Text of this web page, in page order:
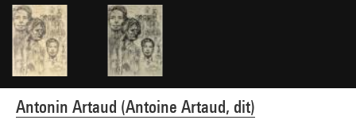
Antonin Artaud (Antoine Artaud, dit)
Crédit photographique : Centre Pompidou, MNAM-CCI/Janeth Rodriguez-Garcia/Dist.
GrandPalaisRmn
Réf. image : 4Y09834
Diffusion image :
GrandPalaisRmnPhoto